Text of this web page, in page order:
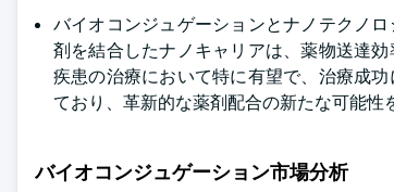
バイオコンジュゲーションとナノテクノ
剤を結合したナノキャリアは、薬物送達
疾患の治療において特に有望で、治療成
ており、革新的な薬剤配合の新たな可能性
バイオコンジュゲーション市場分析